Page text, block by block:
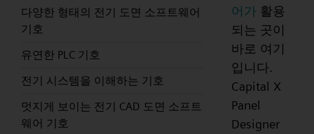
다양한 형태의 전기 도면 소프트웨어
기호
유연한 PLC 기호
전기 시스템을 이해하는 기호
멋지게 보이는 전기 CAD 도면 소프트
웨어 기호
어가 활용
되는 곳이
바로 여기
입니다.
Capital X
Panel
Designer